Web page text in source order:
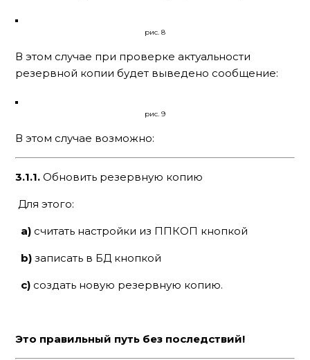
рис. 8
В этом случае при проверке актуальности
резервной копии будет выведено сообщение:
рис. 9
В этом случае возможно:
3.1.1.Обновить резервную копию
Для этого:
a) считать настройки из ППКОП кнопкой
b)записать в БД кнопкой
c) создать новую резервную копию.
Это правильный путь без последствий!